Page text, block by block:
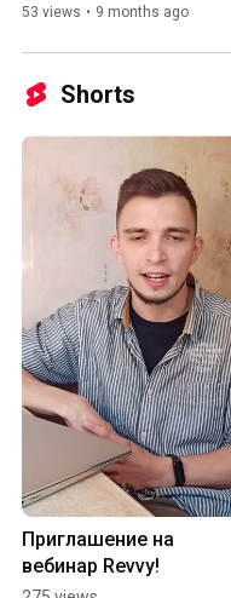
что нужно знать, чтобы не
53 views • 9 months ago
Shorts
Приглашение на
вебинар Revvy!